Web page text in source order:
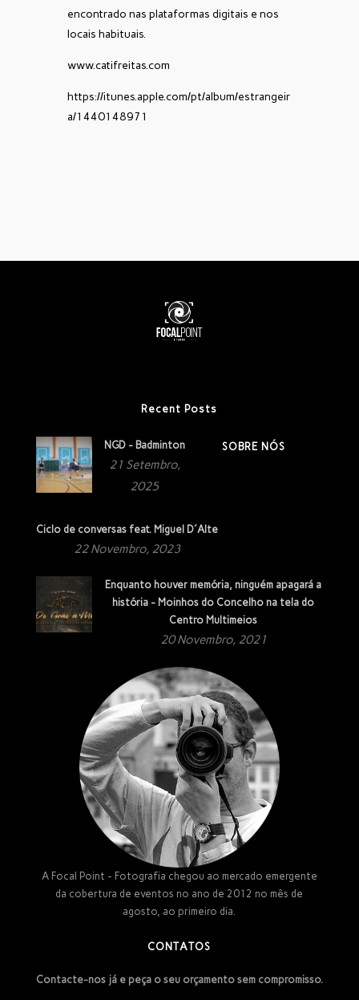
encontrado nas plataformas digitais e nos
locais habituais.
www.catifreitas.com
https://itunes.apple.com/pt/album/estrangeir
a/1440148971
Recent Posts
NGD - Badminton
21 Setembro,
2025
Ciclo de conversas feat. Miguel D´Alte
22 Novembro, 2023
Enquanto houver memória, ninguém apagará a
história - Moinhos do Concelho na tela do
Centro Multimeios
20 Novembro, 2021
SOBRE NÓS
A Focal Point - Fotografia chegou ao mercado emergente
da cobertura de eventos no ano de 2012 no mês de
agosto, ao primeiro dia.
CONTATOS
Contacte-nos já e peça o seu orçamento sem compromisso.